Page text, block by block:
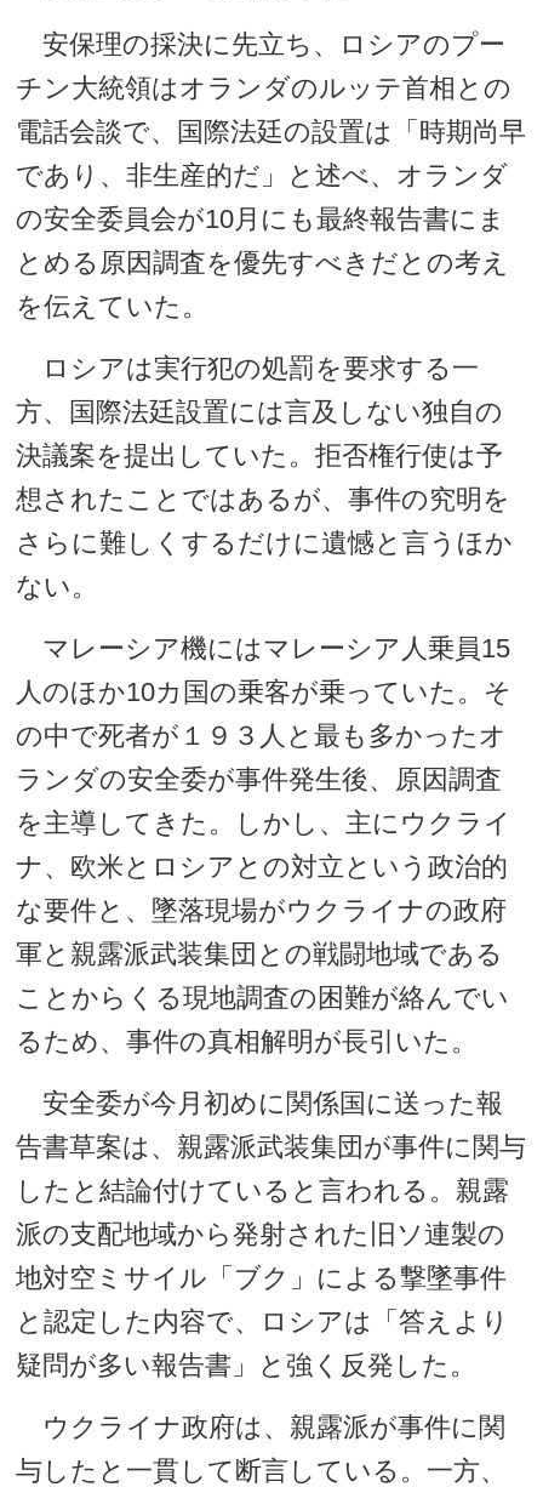
安保理の採決に先立ち、ロシアのプー
チン大統領はオランダのルッテ首相との
電話会談で、国際法廷の設置は「時期尚早
であり、非生産的だ」と述べ、オランダ
の安全委員会が10月にも最終報告書にま
とめる原因調査を優先すべきだとの考え
を伝えていた。
ロシアは実行犯の処罰を要求する一
方、国際法廷設置には言及しない独自の
決議案を提出していた。拒否権行使は予
想されたことではあるが、事件の究明を
さらに難しくするだけに遺憾と言うほか
ない。
マレーシア機にはマレーシア人乗員15
人のほか10カ国の乗客が乗っていた。そ
の中で死者が１９３人と最も多かったオ
ランダの安全委が事件発生後、原因調査
を主導してきた。しかし、主にウクライ
ナ、欧米とロシアとの対立という政治的
な要件と、墜落現場がウクライナの政府
軍と親露派武装集団との戦闘地域である
ことからくる現地調査の困難が絡んでい
るため、事件の真相解明が長引いた。
安全委が今月初めに関係国に送った報
告書草案は、親露派武装集団が事件に関与
したと結論付けていると言われる。親露
派の支配地域から発射された旧ソ連製の
地対空ミサイル「ブク」による撃墜事件
と認定した内容で、ロシアは「答えより
疑問が多い報告書」と強く反発した。
ウクライナ政府は、親露派が事件に関
与したと一貫して断言している。一方、